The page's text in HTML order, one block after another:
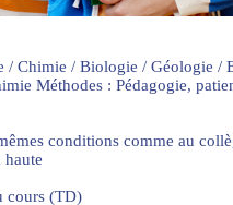
/ Chimie / Biologie / Géologie /
Méthodes : Pédagogie,
conditions comme au
cours (TD)